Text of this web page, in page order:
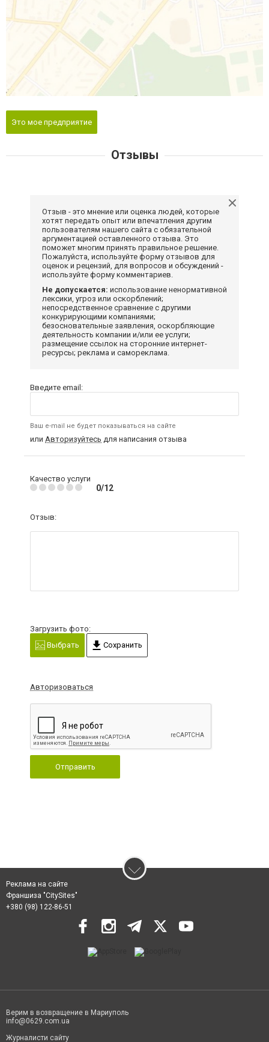
Это мое предприятие
Отзывы
Отзыв - это мнение или оценка людей, которые
хотят передать опыт или впечатления другим
пользователям нашего сайта с обязательной
аргументацией оставленного отзыва. Это
поможет многим принять правильное решение.
Пожалуйста, используйте форму отзывов для
оценок и рецензий, для вопросов и обсуждений -
используйте форму комментариев.
Не допускается: использование ненормативной
лексики, угроз или оскорблений;
непосредственное сравнение с другими
конкурирующими компаниями;
безосновательные заявления, оскорбляющие
деятельность компании и/или ее услуги;
размещение ссылок на сторонние интернет-
ресурсы; реклама и самореклама.
Введите email:
Ваш e-mail не будет показываться на сайте
или Авторизуйтесь для написания отзыва
Качество услуги
0/12
Отзыв:
Загрузить фото:
Выбрать
Сохранить
Авторизоваться
Отправить
Реклама на сайте
Франшиза "CitySites"
+380 (98) 122-86-51
Верим в возвращение в Мариуполь
info@0629.com.ua
Журналисти сайту